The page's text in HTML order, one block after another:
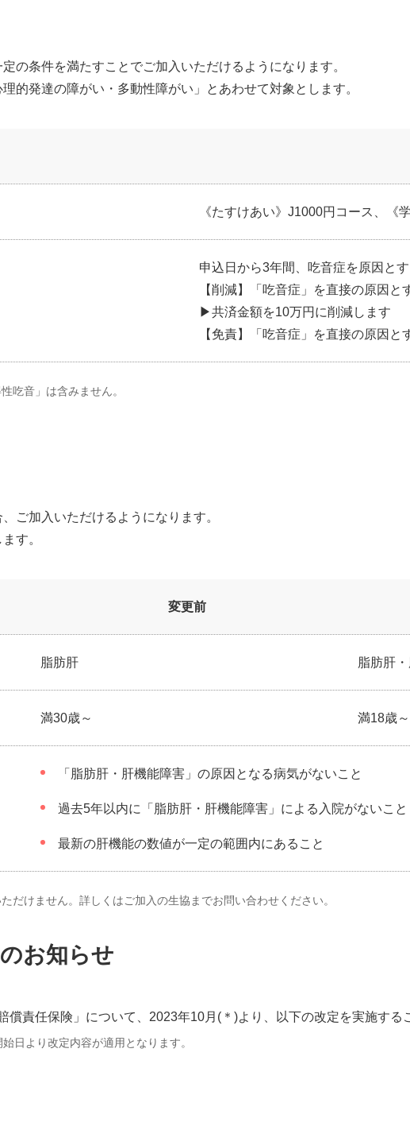
の条件を満たすことでご加入いただけるようになります。
的発達の障がい・多動性障がい」とあわせて対象とします。
《たすけあい》J1000円コース、《
申込日から3年間、吃音症を原因と
【削減】「吃音症」を直接の原因
▶共済金額を10万円に削減します
【免責】「吃音症」を直接の原因
吃音」は含みません。
ご加入いただけるようになります。
す。
変更前
脂肪肝 脂肪肝
満30歳～ 満18歳～
「脂肪肝・肝機能障害」の原因となる病気がないこと
過去5年以内に「脂肪肝・肝機能障害」による入院がないこと
最新の肝機能の数値が一定の範囲内にあること
だけません。詳しくはご加入の生協までお問い合わせください。
お知らせ
責任保険」について、2023年10月(＊)より、以下の改定を実施する
日より改定内容が適用となります。